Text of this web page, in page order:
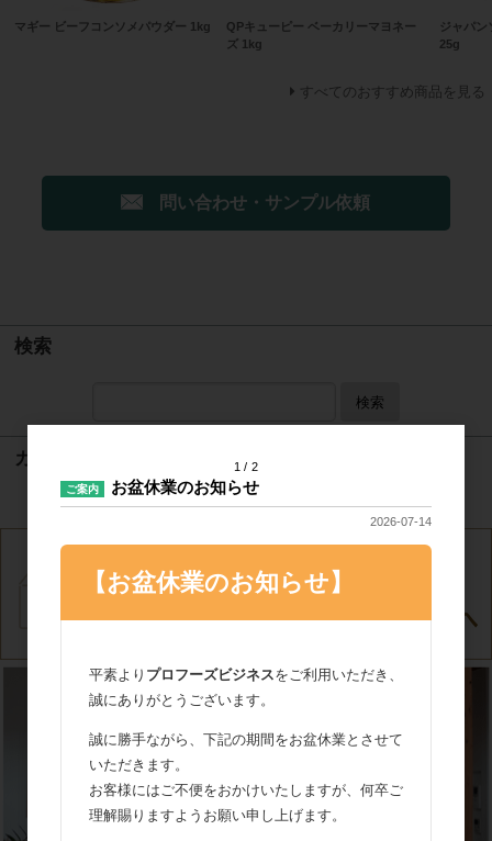
マギー ビーフコンソメパウダー 1kg
QPキューピー ベーカリーマヨネー
ズ 1kg
ジャパン
25g
すべてのおすすめ商品を見る
問い合わせ・サンプル依頼
検索
検索
カート
カートは空です
1 2
ご案内 お盆休業のお知らせ
2026-07-14
【お盆休業のお知らせ】
平素より プロフーズビジネスをご利用いただき、
誠にありがとうございます。
誠に勝手ながら、下記の期間をお盆休業とさせて
いただきます。
お客様にはご不便をおかけいたしますが、何卒ご
理解賜りますようお願い申し上げます。